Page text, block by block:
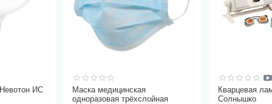
ИС
Маска медицинская
одноразовая трёхслойная
Кварцевая
Солнышко